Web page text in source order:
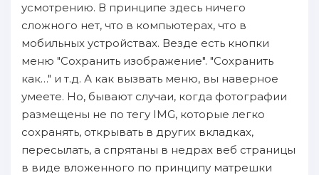
усмотрению. В принципе здесь ничего
сложного нет, что в компьютерах, что в
мобильных устройствах. Везде есть кнопки
меню "Сохранить изображение". "Сохранить
как…" и т.д. А как вызвать меню, вы наверное
умеете. Но, бывают случаи, когда фотографии
размещены не по тегу IMG, которые легко
сохранять, открывать в других вкладках,
пересылать, а спрятаны в недрах веб страницы
в виде вложенного по принципу матрешки